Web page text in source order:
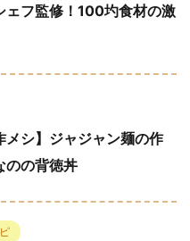
ェフ監修！100圴食材の激
メシ】ジャジャン麺の作
のの背徳丼